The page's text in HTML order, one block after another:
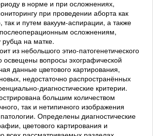
в норме и при осложнениях,
при проведении аборта как
так и путем вакуум-аспирации, а также
осложнениям,
на матке.
из небольшого этио-патогенетического
освещены вопросы эхографической
данные цветового картирования,
недостаточно распространённых
диагностические критерии.
большим количеством
так и нетипичного изображения
Определены диагностические
цветового картирования и